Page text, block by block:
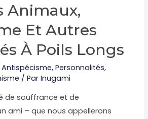
Animaux,
Et Autres
À Poils Longs
Antispécisme,Personnalités,
/ ParInugami
de souffrance et de
ami – que nous appellerons